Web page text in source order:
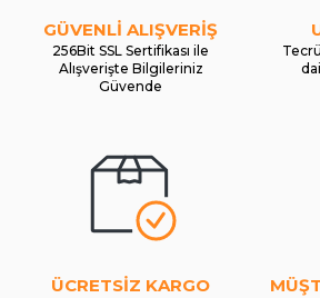
GÜVENLİ ALIŞVERİŞ
256Bit SSL Sertifikası ile
Alışverişte Bilgileriniz
Güvende
ÜCRETSİZ KARGO